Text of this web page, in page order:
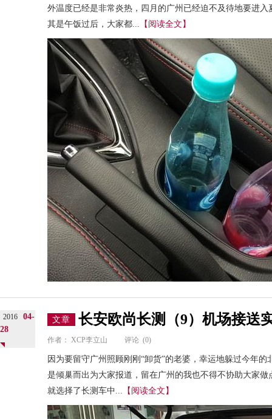
外温度已经是非常炎热，四月的广州已经迫不及待地要进
其是午饭过后，大家都... 【阅读全文】
2016
04-
28
文章 长安欧尚长测（9）机场接送
作者： XCP李立山 评论 (0)
因为要留守广州照顾刚刚“卸货”的老婆，幸运地躲过今年
是倾巢而出为大家报道，留在广州的我也不得不协助大家
就选择了长测车中... 【阅读全文】